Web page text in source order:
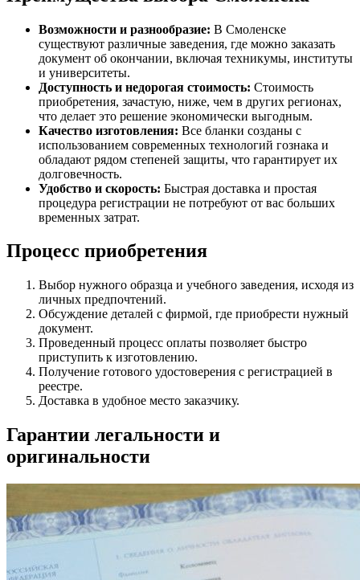
Возможности и разнообразие: В Смоленске
существуют различные заведения, где можно заказать
документ об окончании, включая техникумы, институты
и университеты.
Доступность и недорогая стоимость: Стоимость
приобретения, зачастую, ниже, чем в других регионах,
что делает это решение экономически выгодным.
Качество изготовления: Все бланки созданы с
использованием современных технологий гознака и
обладают рядом степеней защиты, что гарантирует их
долговечность.
Удобство и скорость: Быстрая доставка и простая
процедура регистрации не потребуют от вас больших
временных затрат.
Процесс приобретения
Выбор нужного образца и учебного заведения, исходя из
личных предпочтений.
Обсуждение деталей с фирмой, где приобрести нужный
документ.
Проведенный процесс оплаты позволяет быстро
приступить к изготовлению.
Получение готового удостоверения с регистрацией в
реестре.
Доставка в удобное место заказчику.
Гарантии легальности и
оригинальности